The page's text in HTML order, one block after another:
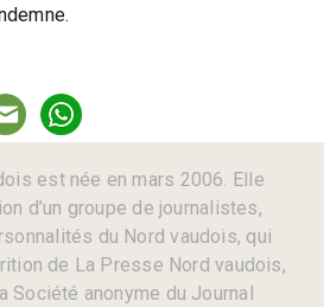
est née en mars 2006. Elle
d’un groupe de journalistes,
du Nord vaudois, qui
de La Presse Nord vaudois,
Société anonyme du Journal